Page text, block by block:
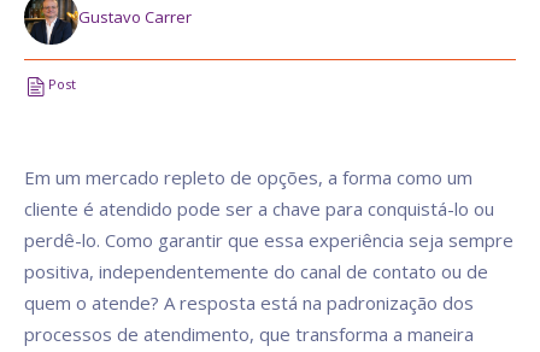
Gustavo Carrer
Post
Em um mercado repleto de opções, a forma como um
cliente é atendido pode ser a chave para conquistá-lo ou
perdê-lo. Como garantir que essa experiência seja sempre
positiva, independentemente do canal de contato ou de
quem o atende? A resposta está na padronização dos
processos de atendimento, que transforma a maneira